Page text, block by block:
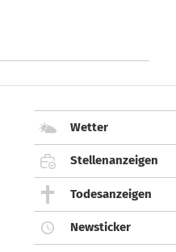
Wetter
Stellenanzeigen
Todesanzeigen
Newsticker